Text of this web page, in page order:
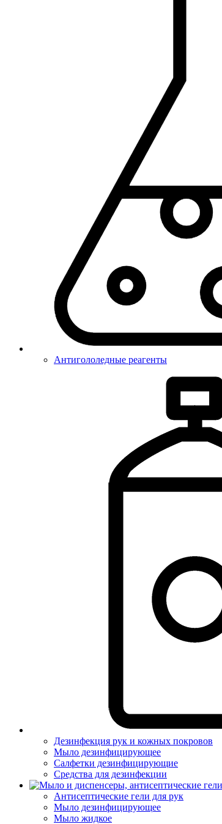
Антигололедные реагенты
Дезинфекция рук и кожных покровов
Мыло дезинфицирующее
Салфетки дезинфицирующие
Средства для дезинфекции
Антисептические гели для рук
Мыло дезинфицирующее
Мыло жидкое